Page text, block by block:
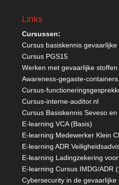
Links
Cursussen:
Cursus basiskennis gevaarlijke
Cursus PGS15
Werken met gevaarlijke
Awareness-gegaste-
Cursus-
Cursus-interne-auditor.nl
Cursus Basiskennis Seveso
E-learning VCA (Basis)
E-learning Medewerker Klein
E-learning ADR
E-learning Ladingzekering
E-learning Cursus IMDG/ADR
Cybersecurity in de gevaarlijke